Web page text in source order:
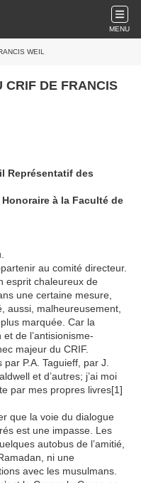
MENU
WEIL
CRIF DE FRANCIS
Représentatif des
à la Faculté de
au comité directeur.
esprit chaleureux de
une certaine mesure,
aussi, malheureusement,
marquée. Car la
de l’antisionisme-
majeur du CRIF.
P.A. Taguieff, par J.
et d’autres; j’ai moi
par mes propres livres[1]
que la voie du dialogue
est une impasse. Les
autobus de l’amitié,
ni une
avec les musulmans.